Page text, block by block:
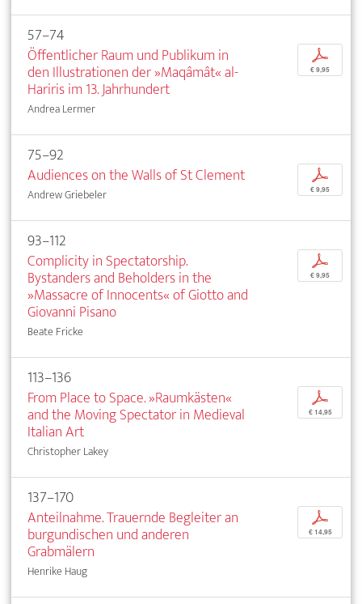
57–74
Öffentlicher Raum und Publikum in
den Illustrationen der »Maqâmât« al-
Hariris im 13. Jahrhundert
Andrea Lermer
p
€ 9,95
75–92
Audiences on the Walls of St Clement
Andrew Griebeler
p
€ 9,95
93–112
Complicity in Spectatorship.
Bystanders and Beholders in the
»Massacre of Innocents« of Giotto and
Giovanni Pisano
Beate Fricke
p
€ 9,95
113–136
From Place to Space. »Raumkästen«
and the Moving Spectator in Medieval
Italian Art
Christopher Lakey
p
€ 14,95
137–170
Anteilnahme. Trauernde Begleiter an
burgundischen und anderen
Grabmälern
Henrike Haug
p
€ 14,95